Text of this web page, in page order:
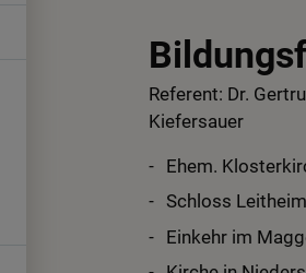
Referent: Dr.
Kiefersauer
Ehem.
Schloss
Einkehr im